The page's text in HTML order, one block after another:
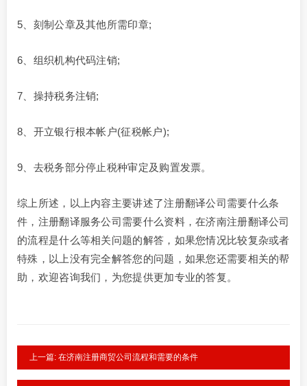
5、刻制公章及其他所需印章;
6、组织机构代码注销;
7、操持税务注销;
8、开立银行根本帐户(征税帐户);
9、去税务部分停止税种审定及购置发票。
综上所述，以上内容主要讲述了注册翻译公司需要什么条
件，注册翻译服务公司需要什么资料，在济南注册翻译公司
的流程是什么等相关问题的解答，如果您情况比较复杂或者
特殊，以上没有完全解答您的问题，如果您还需要相关的帮
助，欢迎咨询我们，为您提供更加专业的答复。
上一篇: 在济南注册商贸公司流程和需要的条件